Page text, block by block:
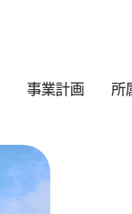
事業計画 所